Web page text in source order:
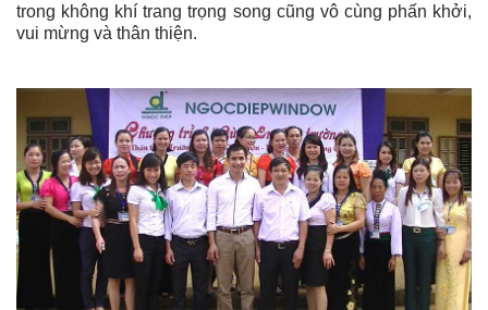
trong không khí trang trọng song cũng vô cùng phấn khởi,
vui mừng và thân thiện.